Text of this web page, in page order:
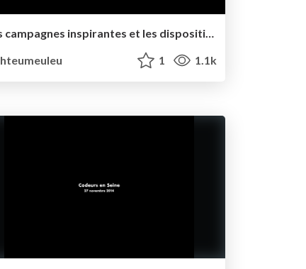
Les campagnes inspirantes et les dispositifs innovants de demain
hteumeuleu
1 1.1k